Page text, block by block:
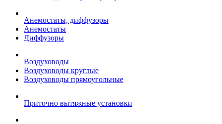
Анемостаты, диффузоры
Анемостаты
Диффузоры
Воздуховоды
Воздуховоды круглые
Воздуховоды прямоугольные
Приточно вытяжные установки